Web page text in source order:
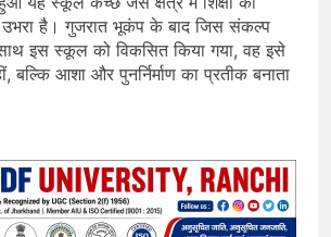
है। गुजरात भूकंप के बाद जिस संकल्प
इस स्कूल को विकसित किया गया, वह इसे
आशा और पुनर्निर्माण का प्रतीक बनाता